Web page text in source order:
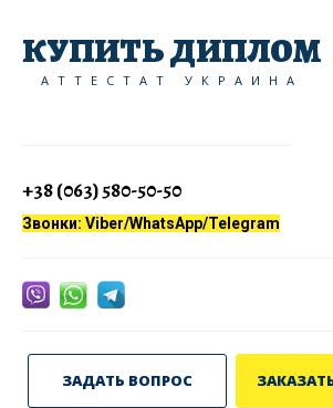
+38 (063) 580-50-50
Звонки: Viber/WhatsApp/Telegram
КУПИТЬ ДИПЛОМ
АТТЕСТАТ УКРАИНА
ЗАДАТЬ ВОПРОС